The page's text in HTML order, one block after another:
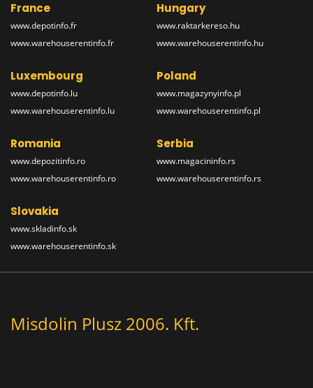
France
www.depotinfo.fr
www.warehouserentinfo.fr
Hungary
www.raktarkereso.hu
www.warehouserentinfo.hu
Luxembourg
www.depotinfo.lu
www.warehouserentinfo.lu
Poland
www.magazynyinfo.pl
www.warehouserentinfo.pl
Romania
www.depozitinfo.ro
www.warehouserentinfo.ro
Serbia
www.magacininfo.rs
www.warehouserentinfo.rs
Slovakia
www.skladinfo.sk
www.warehouserentinfo.sk
Misdolin Plusz 2006. Kft.